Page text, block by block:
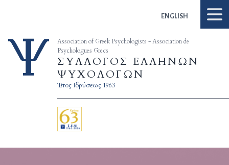
ENGLISH
Association of Greek Psychologists - Association de
Psychologues Grecs
ΣΥΛΛΟΓΟΣ ΕΛΛΗΝΩΝ
ΨΥΧΟΛΟΓΩΝ
Έτος Ιδρύσεως 1963